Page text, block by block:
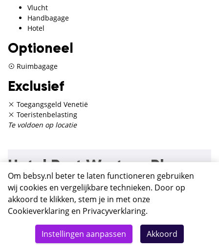
Vlucht
Handbagage
Hotel
Optioneel
Ruimbagage
Exclusief
Toegangsgeld Venetië
Toeristenbelasting
Te voldoen op locatie
Hotel Best Western Plus
Bologna Venetië
Viersterrenhotel Best Western Plus Bologna ligt op een
centrale locatie in Mestre. Het treinstation ligt tegenover het
hotel, waardoor je eenvoudig naar het prachtige centrum van
Venetië reist. Je bereikt het centrum in nog geen 15 minuten
reizen met het openbaar vervoer. Verder vind je in de buurt
Details Deze reis nu boeken
Om bebsy.nl beter te laten functioneren gebruiken
wij cookies en vergelijkbare technieken. Door op
akkoord te klikken, stem je in met onze
Cookieverklaring en Privacyverklaring.
Instellingen aanpassen Akkoord